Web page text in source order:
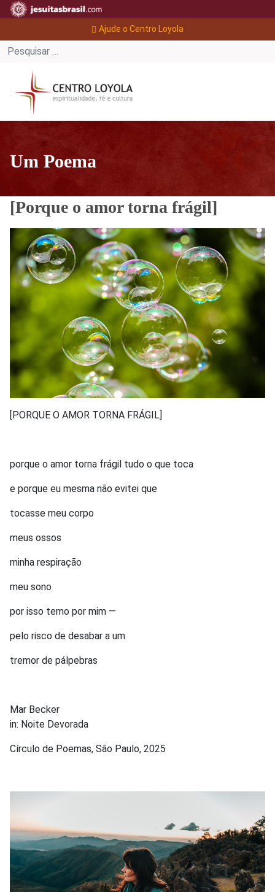
Ajude o Centro Loyola
Um Poema
[Porque o amor torna frágil]
[PORQUE O AMOR TORNA FRÁGIL]
porque o amor torna frágil tudo o que toca
e porque eu mesma não evitei que
tocasse meu corpo
meus ossos
minha respiração
meu sono
por isso temo por mim —
pelo risco de desabar a um
tremor de pálpebras
Mar Becker
in: Noite Devorada
Círculo de Poemas, São Paulo, 2025